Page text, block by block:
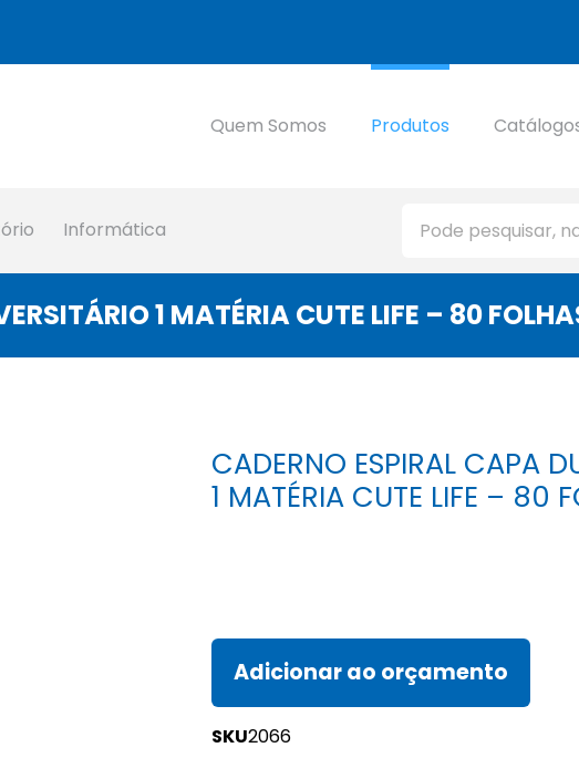
Quem Somos Produtos
Informática
1 MATÉRIA CUTE LIFE – 80
CADERNO ESPIRAL CAPA
1 MATÉRIA CUTE LIFE – 80
Adicionar ao orçamento
SKU2066